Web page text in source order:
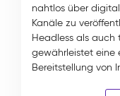
nahtlos über
Kanäle zu
Headless als auch
gewährleistet eine
Bereitstellung von